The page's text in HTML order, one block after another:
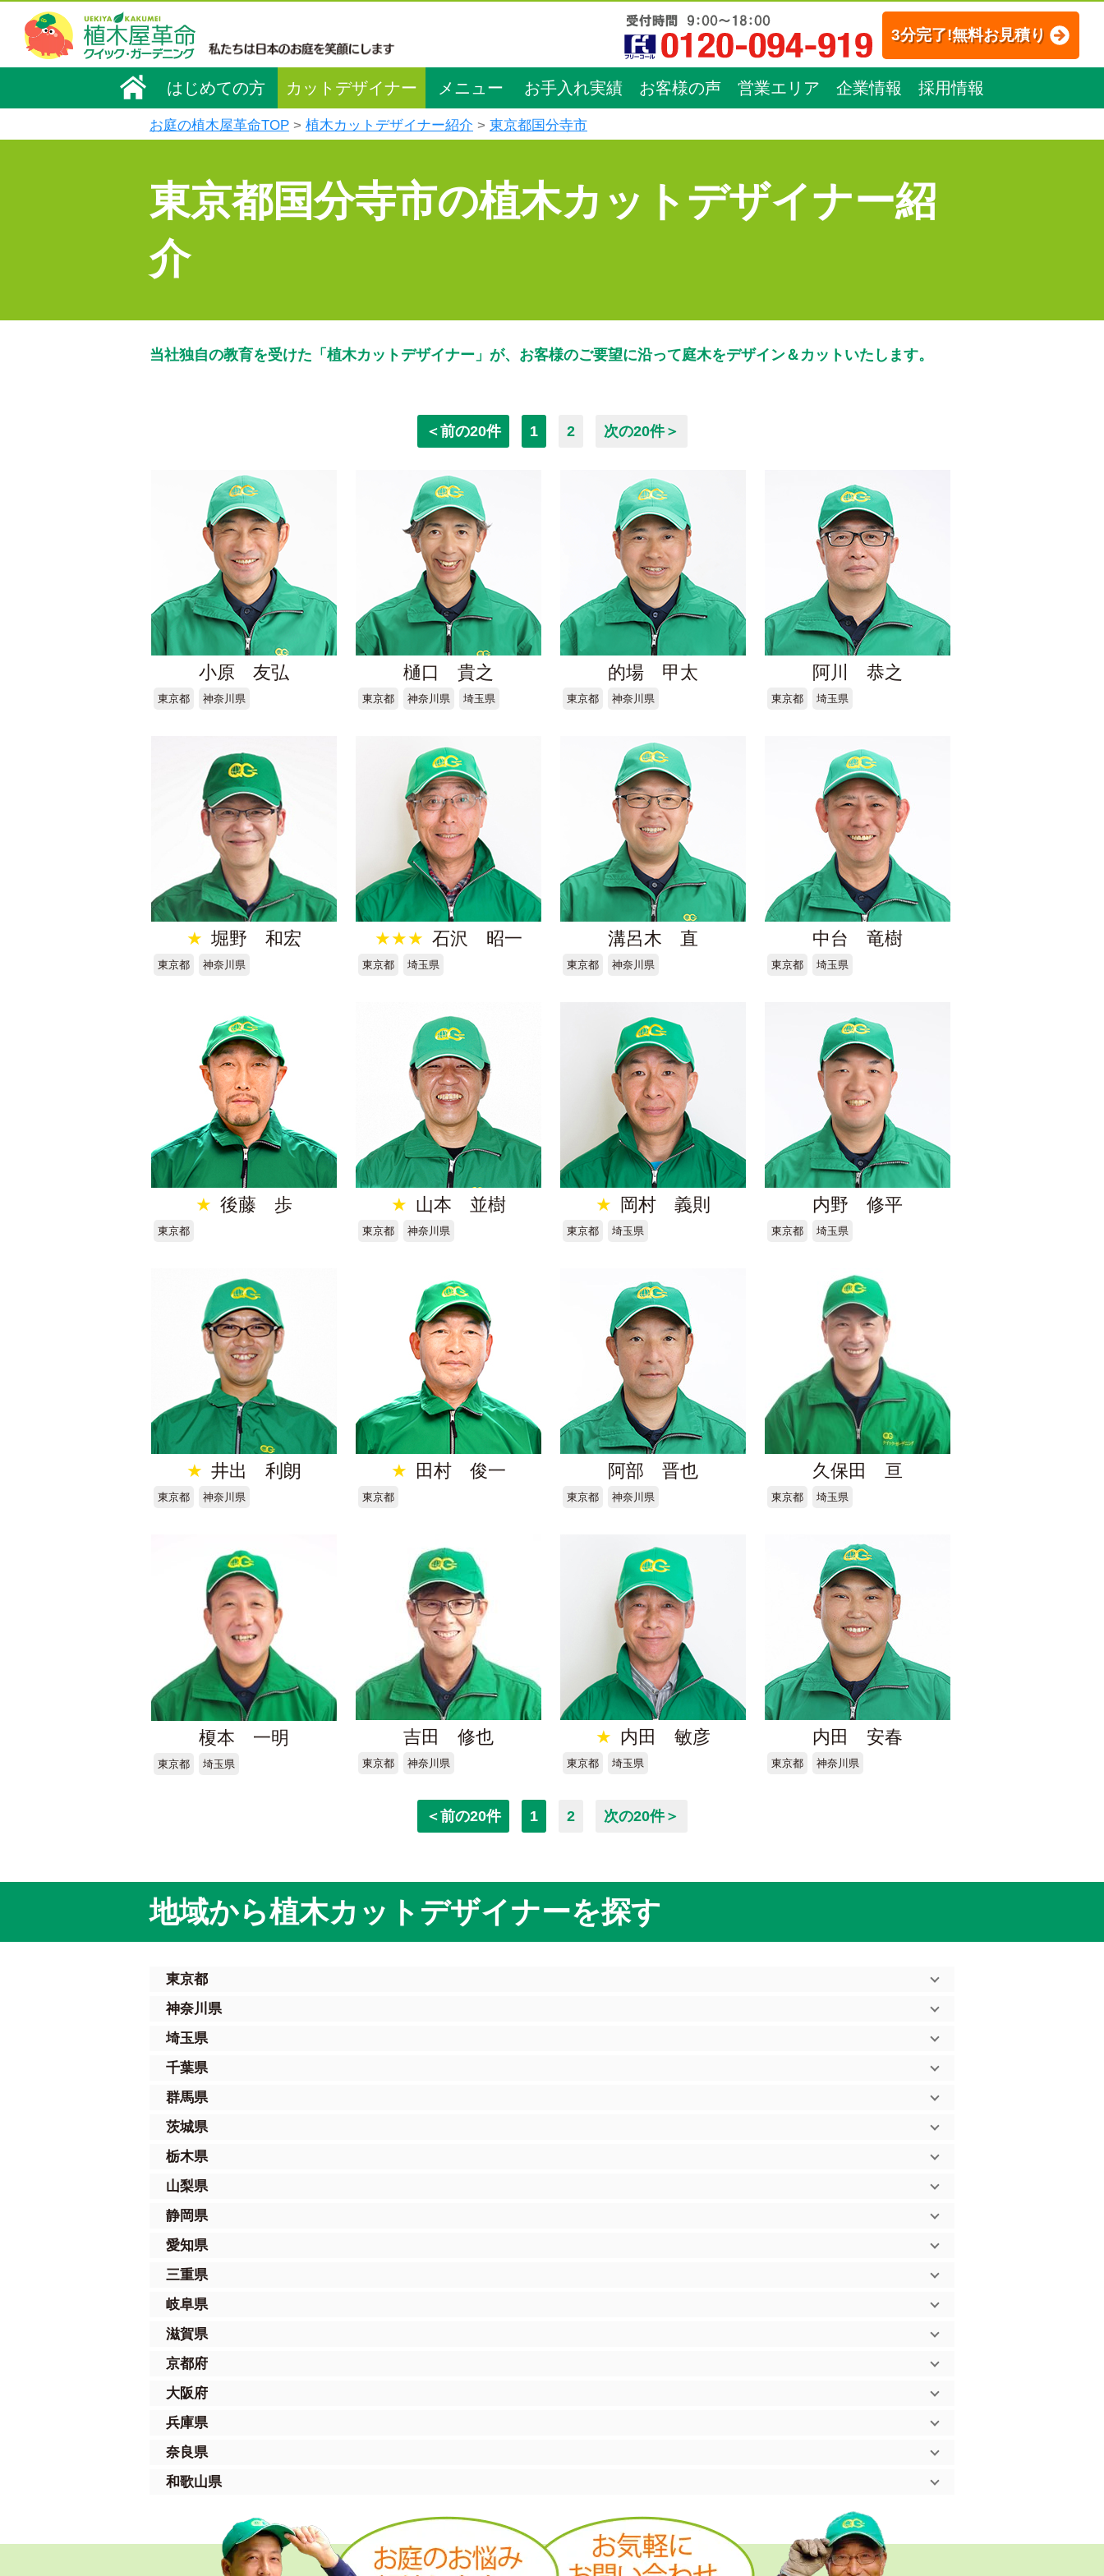
3分完了!無料お見積り
はじめての方 カットデザイナー メニュー お手入れ実績 お客様の声 営業エリア 企業情報 採用情報
お庭の植木屋革命TOP 植木カットデザイナー紹介 東京都国分寺市
東京都国分寺市の植木カットデザイナー紹
介
当社独自の教育を受けた「植木カットデザイナー」が、お客様のご要望に沿って庭木をデザイン＆カットいたします。
＜前の20件 1 2 次の20件＞
小原 友弘
東京都 神奈川県
樋口 貴之
東京都 神奈川県 埼玉県
的場 甲太
東京都 神奈川県
阿川 恭之
東京都 埼玉県
★ 堀野 和宏
東京都 神奈川県
★★★ 石沢 昭一
東京都 埼玉県
溝呂木 直
東京都 神奈川県
中台 竜樹
東京都 埼玉県
★ 後藤 歩
東京都
★ 山本 並樹
東京都 神奈川県
★ 岡村 義則
東京都 埼玉県
内野 修平
東京都 埼玉県
★ 井出 利朗
東京都 神奈川県
★ 田村 俊一
東京都
阿部 晋也
東京都 神奈川県
久保田 亘
東京都 埼玉県
榎本 一明
東京都 埼玉県
吉田 修也
東京都 神奈川県
★ 内田 敏彦
東京都 埼玉県
内田 安春
東京都 神奈川県
＜前の20件 1 2 次の20件＞
地域から植木カットデザイナーを探す
東京都
神奈川県
埼玉県
千葉県
群馬県
茨城県
栃木県
山梨県
静岡県
愛知県
三重県
岐阜県
滋賀県
京都府
大阪府
兵庫県
奈良県
和歌山県